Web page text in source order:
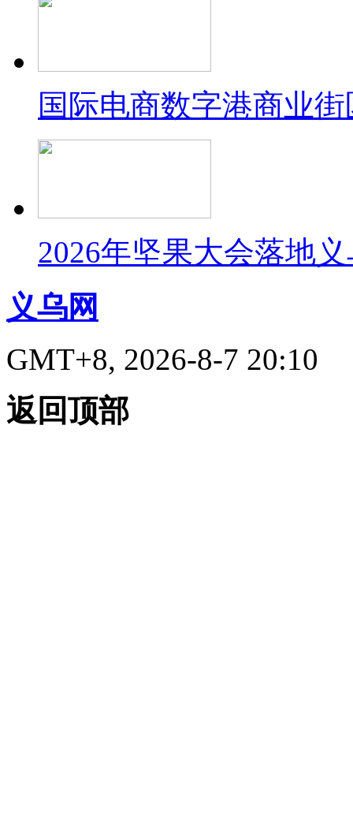
国际电商数字港商业
2026年坚果大会落地
义乌网
GMT+8, 2026-8-7 20:10
返回顶部